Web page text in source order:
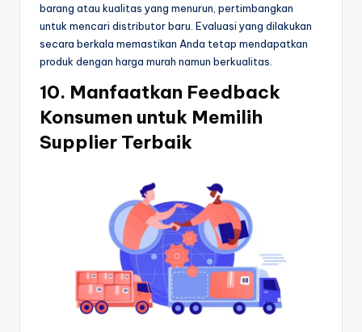
barang atau kualitas yang menurun, pertimbangkan
untuk mencari distributor baru. Evaluasi yang dilakukan
secara berkala memastikan Anda tetap mendapatkan
produk dengan harga murah namun berkualitas.
10. Manfaatkan Feedback
Konsumen untuk Memilih
Supplier Terbaik